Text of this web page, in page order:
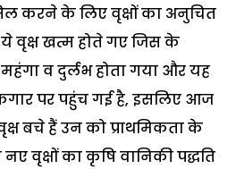
करने के लिए वृक्षों का अनुचित
वृक्ष खत्म होते गए जिस के
व दुर्लभ होता गया और यह
कगार पर पहुंच गई है, इसलिए आज
बचे हैं उन को प्राथमिकता के
वृक्षों का कृषि वानिकी पद्धति